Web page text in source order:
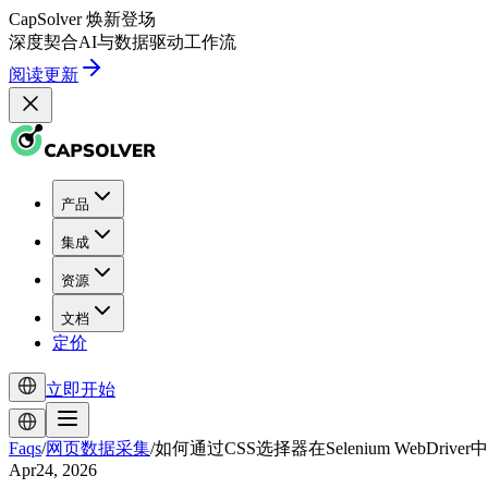
CapSolver 焕新登场
深度契合AI与数据驱动工作流
阅读更新
产品
集成
资源
文档
定价
立即开始
Faqs/网页数据采集/如何通过CSS选择器在Selenium WebDriver
Apr24, 2026